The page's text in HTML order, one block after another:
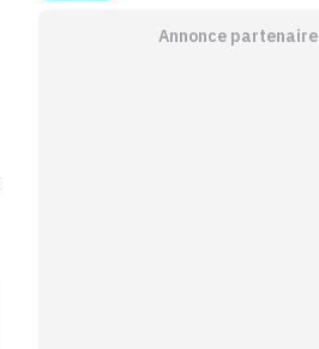
Annonce partenaire